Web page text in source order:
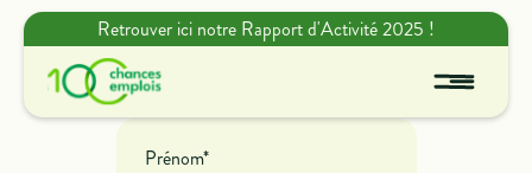
Retrouver ici notre Rapport d'Activité 2025 !
Prénom*